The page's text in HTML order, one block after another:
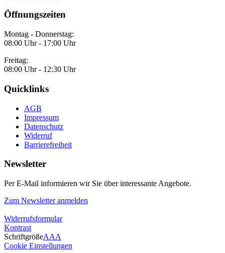
Öffnungszeiten
Montag - Donnerstag:
08:00 Uhr - 17:00 Uhr
Freitag:
08:00 Uhr - 12:30 Uhr
Quicklinks
AGB
Impressum
Datenschutz
Widerruf
Barrierefreiheit
Newsletter
Per E-Mail informieren wir Sie über interessante Angebote.
Zum Newsletter anmelden
Widerrufsformular
Kontrast
SchriftgrößeAAA
Cookie Einstellungen